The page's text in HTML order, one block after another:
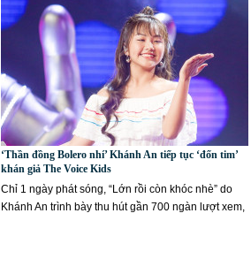
‘Thần đồng Bolero nhí’ Khánh An tiếp tục ‘đốn tim’
khán giả The Voice Kids
Chỉ 1 ngày phát sóng, “Lớn rồi còn khóc nhè” do
Khánh An trình bày thu hút gần 700 ngàn lượt xem,